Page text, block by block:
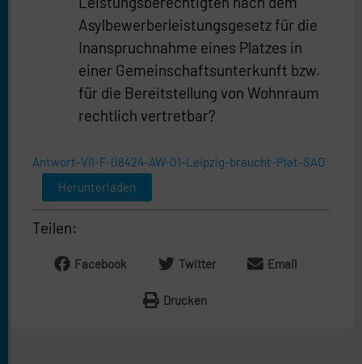
Asylbewerberleistungsgesetz für die
Inanspruchnahme eines Platzes in
einer Gemeinschaftsunterkunft bzw.
für die Bereitstellung von Wohnraum
rechtlich vertretbar?
Antwort-VII-F-08424-AW-01-Leipzig-braucht-Plat-SAO
Herunterladen
Teilen:
Facebook Twitter Email
Drucken